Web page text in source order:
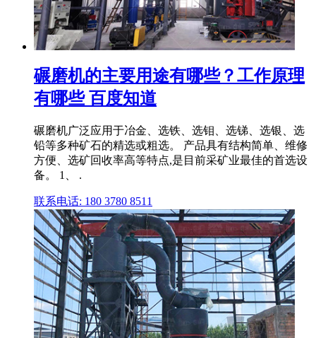
碾磨机的主要用途有哪些？工作原理
有哪些 百度知道
碾磨机广泛应用于冶金、选铁、选钼、选锑、选银、选
铅等多种矿石的精选或粗选。 产品具有结构简单、维修
方便、选矿回收率高等特点,是目前采矿业最佳的首选设
备。 1、 .
联系电话: 180 3780 8511